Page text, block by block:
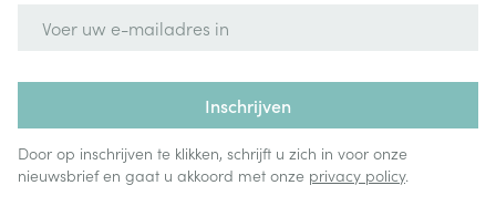
Inschrijven
Door op inschrijven te klikken, schrijft u zich in voor onze
nieuwsbrief en gaat u akkoord met onze privacy policy.